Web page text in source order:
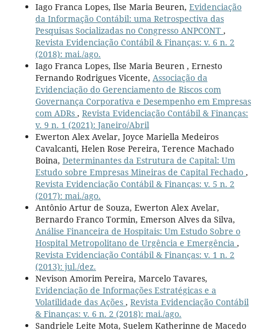
Iago Franca Lopes, Ilse Maria Beuren, Evidenciação
da Informação Contábil: uma Retrospectiva das
Pesquisas Socializadas no Congresso ANPCONT ,
Revista Evidenciação Contábil & Finanças: v. 6 n. 2
(2018): mai./ago.
Iago Franca Lopes, Ilse Maria Beuren , Ernesto
Fernando Rodrigues Vicente, Associação da
Evidenciação do Gerenciamento de Riscos com
Governança Corporativa e Desempenho em Empresas
com ADRs , Revista Evidenciação Contábil & Finanças:
v. 9 n. 1 (2021): Janeiro/Abril
Ewerton Alex Avelar, Joyce Mariella Medeiros
Cavalcanti, Helen Rose Pereira, Terence Machado
Boina, Determinantes da Estrutura de Capital: Um
Estudo sobre Empresas Mineiras de Capital Fechado ,
Revista Evidenciação Contábil & Finanças: v. 5 n. 2
(2017): mai./ago.
Antônio Artur de Souza, Ewerton Alex Avelar,
Bernardo Franco Tormin, Emerson Alves da Silva,
Análise Financeira de Hospitais: Um Estudo Sobre o
Hospital Metropolitano de Urgência e Emergência ,
Revista Evidenciação Contábil & Finanças: v. 1 n. 2
(2013): jul./dez.
Nevison Amorim Pereira, Marcelo Tavares,
Evidenciação de Informações Estratégicas e a
Volatilidade das Ações , Revista Evidenciação Contábil
& Finanças: v. 6 n. 2 (2018): mai./ago.
Sandriele Leite Mota, Suelem Katherinne de Macedo